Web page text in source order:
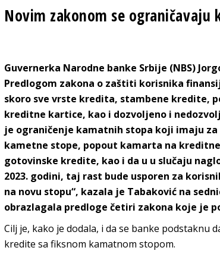
Novim zakonom se
Guvernerka Narodne banke Srbije (NBS)
Predlogom zakona o zaštiti korisnika
skoro sve vrste kredita, stambene kredite,
kreditne kartice, kao i dozvoljeno i
je ograničenje kamatnih stopa koji imaju
kametne stope, popout kamarta na
gotovinske kredite, kao i da u u slučaju
2023. godini, taj rast bude usporen za
na novu stopu“, kazala je Tabaković na
obrazlagala predloge četiri zakona koje je
Cilj je, kako je dodala, i da se banke podstaknu
kredite sa fiksnom kamatnom stopom.